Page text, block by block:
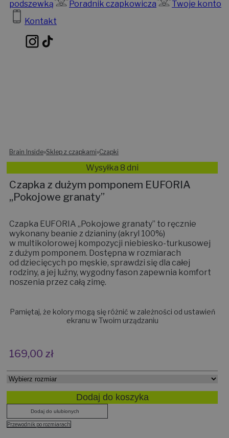
podszewką
Poradnik czapkowicza
Twoje konto
Kontakt
Brain Inside»Sklep z czapkami»Czapki
Wysyłka 8 dni
Czapka z dużym pomponem EUFORIA
,,Pokojowe granaty”
Czapka EUFORIA „Pokojowe granaty” to ręcznie
wykonany beanie z dzianiny (akryl 100%)
w multikolorowej kompozycji niebiesko-turkusowej
z dużym pomponem. Dostępna w rozmiarach
od dziecięcych po męskie, sprawdzi się dla całej
rodziny, a jej luźny, wygodny fason zapewnia komfort
noszenia przez całą zimę.
Pamiętaj, że kolory mogą się różnić w zależności od ustawień
ekranu w Twoim urządzaniu
169,00 zł
Dodaj do koszyka
Dodaj do ulubionych
Przewodnik po rozmiarach